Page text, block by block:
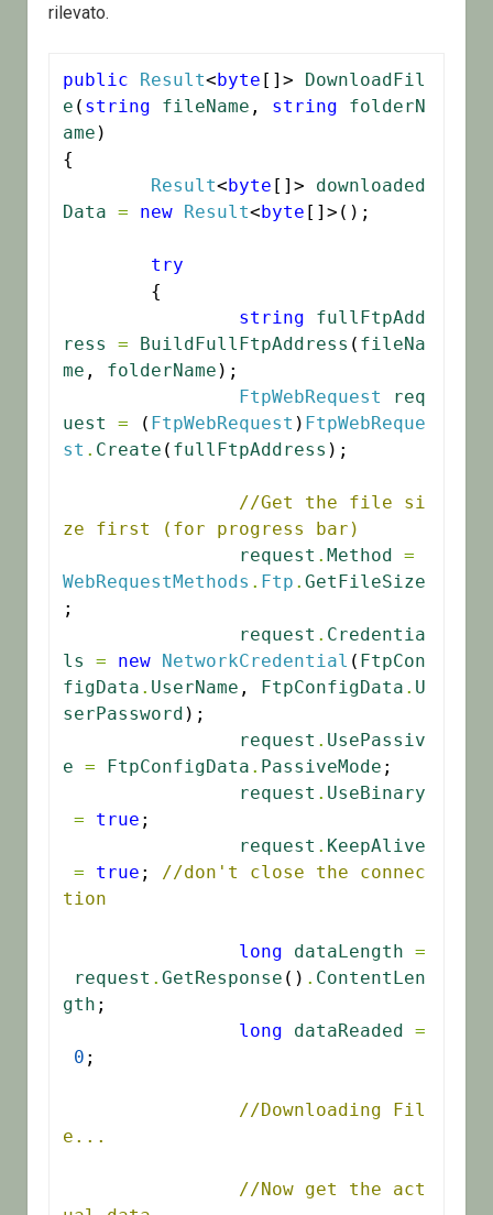
rilevato.
public Result<byte []> DownloadFil
e ( string fileName , string
folderN
ame )
{
Result<byte []> downloaded
Data = new Result<byte []>();
try
string
fullFtpAdd
ress
= BuildFullFtpAddress ( fileNa
me , folderName );
FtpWebRequest
req
uest
= ( FtpWebRequest ) FtpWebReque
st . Create ( fullFtpAddress );
//Get the file si
ze first (for progress bar)
request . Method =
WebRequestMethods . Ftp . GetFileSize
;
request . Credentia
ls
= new NetworkCredential ( FtpCon
figData . UserName , FtpConfigData . U
serPassword );
request . UsePassiv
e = FtpConfigData . PassiveMode ;
request . UseBinary
=
true ;
request . KeepAlive
=
true ; //don't close the connec
tion
long dataLength =
request . GetResponse () . ContentLen
gth ;
long
dataReaded =
0 ;
//Downloading Fil
e...
//Now get the act